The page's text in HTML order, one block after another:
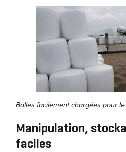
Balles facilement chargées pour
Manipulation,
faciles